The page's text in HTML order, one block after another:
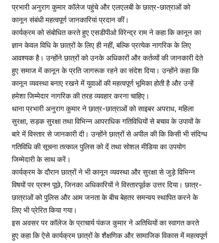
प्रभारी अनुराग कुमार कॉलेज पहुंचे और एलएलबी के छात्र-छात्राओं को
कानून संबंधी महत्वपूर्ण जानकारियां प्रदान कीं।
कार्यक्रम को संबोधित करते हुए एसडीपीओ विरेन्द्र राम ने कहा कि कानून का
ज्ञान केवल विधि के छात्रों के लिए ही नहीं, बल्कि प्रत्येक नागरिक के लिए
आवश्यक है। उन्होंने छात्रों को उनके अधिकारों और कर्तव्यों की जानकारी देते
हुए समाज में कानून के प्रति जागरूक रहने का संदेश दिया। उन्होंने कहा कि
कानून व्यवस्था बनाए रखने में युवाओं की महत्वपूर्ण भूमिका होती है और उन्हें
हमेशा जिम्मेदार नागरिक की तरह व्यवहार करना चाहिए।
थाना प्रभारी अनुराग कुमार ने छात्र-छात्राओं को साइबर अपराध, महिला
सुरक्षा, सड़क सुरक्षा तथा विभिन्न आपराधिक गतिविधियों से बचाव के उपायों के
बारे में विस्तार से जानकारी दी। उन्होंने छात्रों से अपील की कि किसी भी संदिग्ध
गतिविधि की सूचना तत्काल पुलिस को दें तथा सोशल मीडिया का उपयोग
जिम्मेदारी के साथ करें।
कार्यक्रम के दौरान छात्रों ने भी कानून व्यवस्था और सुरक्षा से जुड़े विभिन्न
विषयों पर प्रश्न पूछे, जिनका अधिकारियों ने विस्तारपूर्वक उत्तर दिया। छात्र-
छात्राओं को पुलिस और आम जनता के बीच बेहतर समन्वय स्थापित करने के
लिए भी प्रेरित किया गया।
इस अवसर पर कॉलेज के प्राचार्य पंकज कुमार ने अतिथियों का स्वागत करते
हुए कहा कि ऐसे कार्यक्रम छात्रों के शैक्षणिक और सामाजिक विकास में महत्वपूर्ण